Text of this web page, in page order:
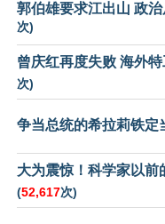
郭伯雄要求江出山 政
次)
曾庆红再度失败 海外
次)
争当总统的希拉莉铁定
大为震惊！科学家以前
(52,617次)